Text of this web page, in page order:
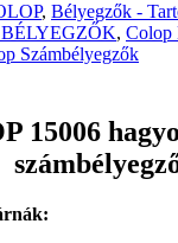
, Bélyegzők -
, Colop
Számbélyegzők
15006